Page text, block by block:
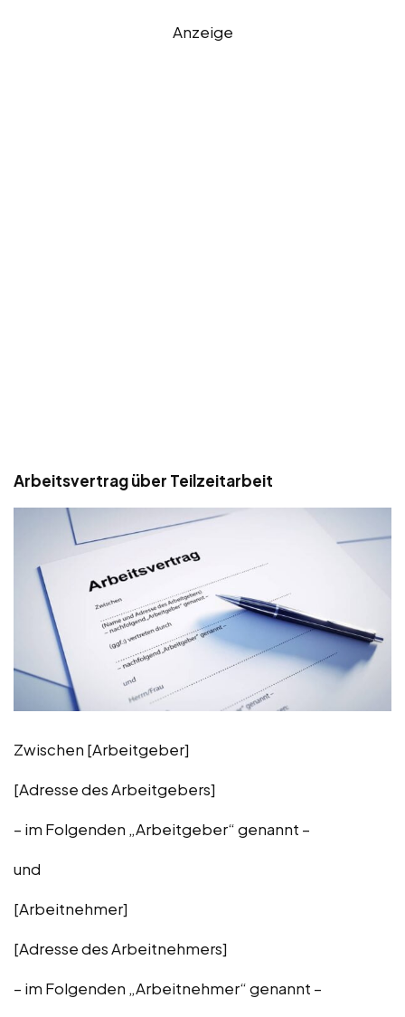
Anzeige
Arbeitsvertrag über Teilzeitarbeit
Zwischen [Arbeitgeber]
[Adresse des Arbeitgebers]
– im Folgenden „Arbeitgeber“ genannt –
und
[Arbeitnehmer]
[Adresse des Arbeitnehmers]
– im Folgenden „Arbeitnehmer“ genannt –